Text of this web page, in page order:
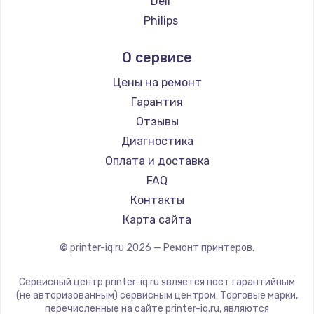
2500 руб.
Замена электроконфорки
1300 руб.
Заказать
Техобслуживание
900 руб.
Заказать
Установка / подключение / демонтаж
1300 руб.
Прошивка
Philips
Kodak
Sharp
TSC
Fujitsu
Godex
О сервисе
Цены на ремонт
Гарантия
Отзывы
Диагностика
Оплата и доставка
FAQ
Контакты
Карта сайта
© printer-iq.ru 2026 — Ремонт принтеров.
Сервисный центр printer-iq.ru является пост гарантийным
(не авторизованным) сервисным центром. Торговые марки,
перечисленные на сайте printer-iq.ru, являются